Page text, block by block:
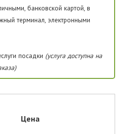
банковской картой, в
терминал, электронными
посадки (услуга доступна на
Цена